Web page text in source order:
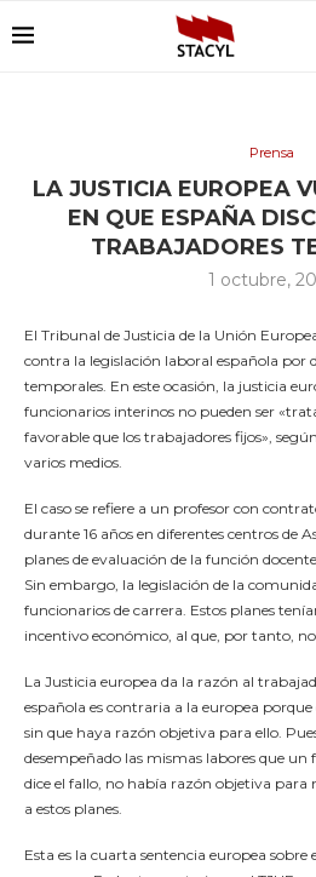
Prensa
LA JUSTICIA EUROPEA
EN QUE ESPAÑA
TRABAJADORES
1 octubre,
El Tribunal de Justicia de la Unión
contra la legislación laboral española por
temporales. En este ocasión, la justicia
funcionarios interinos no pueden ser
favorable que los trabajadores fijos»,
varios medios.
El caso se refiere a un profesor con
durante 16 años en diferentes centros de
planes de evaluación de la función
Sin embargo, la legislación de la
funcionarios de carrera. Estos planes
incentivo económico, al que, por tanto,
La Justicia europea da la razón al
española es contraria a la europea
sin que haya razón objetiva para ello.
desempeñado las mismas labores que un
dice el fallo, no había razón objetiva para
a estos planes.
Esta es la cuarta sentencia europea sobre